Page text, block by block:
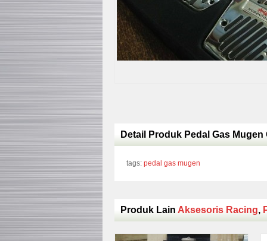
Detail Produk Pedal Gas Mugen
tags: pedal gas mugen
Produk Lain Aksesoris Racing,